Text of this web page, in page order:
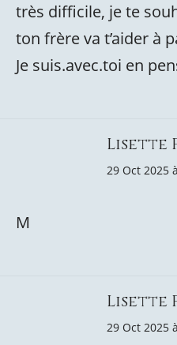
très difficile, je te
ton frère va t’aider à
Je suis.avec.toi en
Lisette
29 Oct 2025
M
Lisette
29 Oct 2025